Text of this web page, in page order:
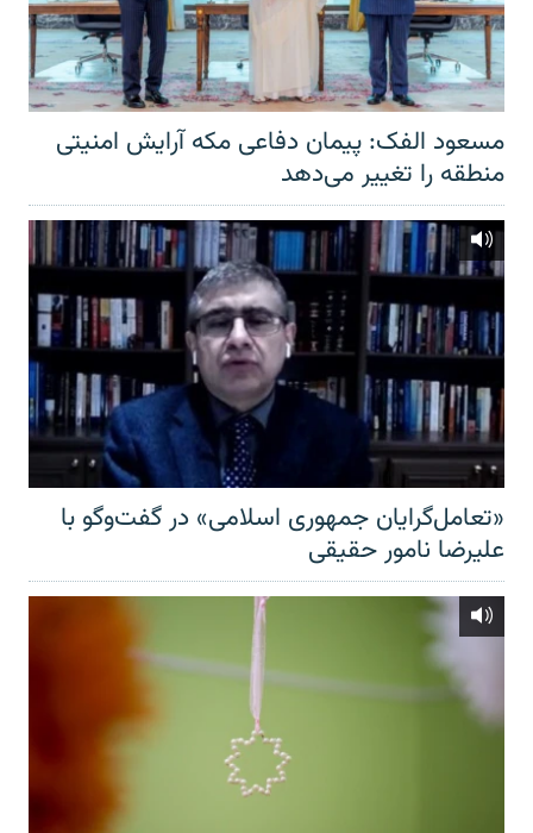
مسعود الفک: پیمان دفاعی مکه آرایش امنیتی
منطقه را تغییر می‌دهد
«تعامل‌گرایان جمهوری اسلامی» در گفت‌وگو با
علیرضا نامور حقیقی